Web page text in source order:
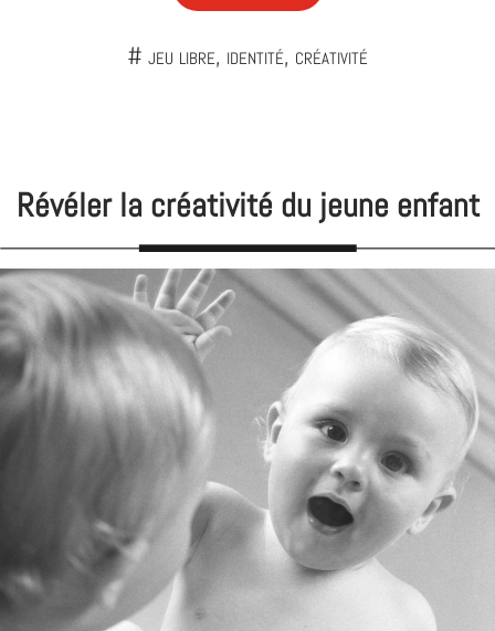
# jeu libre, identité, créativité
Révéler la créativité du jeune enfant